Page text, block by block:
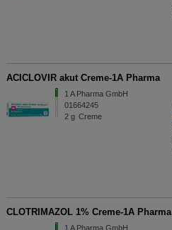
ACICLOVIR akut Creme-1A Pharma
1 A Pharma GmbH
01664245
2 g Creme
CLOTRIMAZOL 1% Creme-1A Pharma
1 A Pharma GmbH